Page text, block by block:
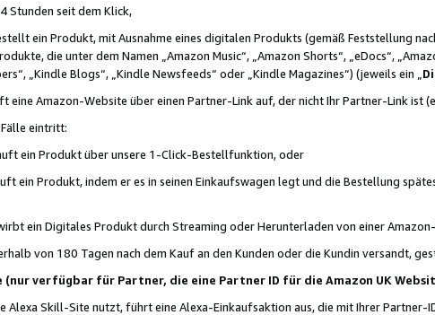
seit dem Klick,
ein Produkt, mit Ausnahme eines digitalen Produkts (gemäß Feststellung
die unter dem Namen „Amazon Music“, „Amazon Shorts“, „eDocs“,
„Kindle Blogs“, „Kindle Newsfeeds“ oder „Kindle Magazines“) (jeweils ein „
eine Amazon-Website über einen Partner-Link auf, der nicht Ihr Partner-Link ist
eintritt:
ein Produkt über unsere 1-Click-Bestellfunktion, oder
ein Produkt, indem er es in seinen Einkaufswagen legt und die Bestellung
ein Digitales Produkt durch Streaming oder Herunterladen von einer
von 180 Tagen nach dem Kauf an den Kunden oder die Kundin versandt,
(nur verfügbar für Partner, die eine Partner ID für die Amazon UK
Alexa Skill-Site nutzt, führt eine Alexa-Einkaufsaktion aus, die mit Ihrer Partner-